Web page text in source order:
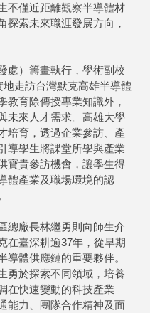
不僅近距離觀察半導體材
探索未來職涯發展方向，
處）籌畫執行，學術副校
走訪台灣默克高雄半導體
教育除傳授專業知識外，
未來人才需求。高雄大學
培育，透過企業參訪、產
導學生將課堂所學與產業
寶貴參訪機會，讓學生得
體產業及職場環境的認
總廠長林繼勇則向師生介
在臺深耕逾37年，從早期
體供應鏈的重要夥伴。
勇於探索不同領域，培養
在快速變動的科技產業
能力、團隊合作精神及面